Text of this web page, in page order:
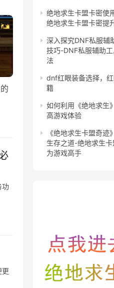
功
更
绝地求生卡盟卡密使
绝地求生卡盟卡密提
深入探究DNF私服辅
技巧-DNF私服辅助
法
dnf红眼装备选择，
籍
如何利用《绝地求生
高游戏体验
《绝地求生卡盟奇迹
生存之道-绝地求生
为游戏高手